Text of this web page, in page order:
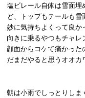
塩ビレール自体は雪面
ど、トップもテールも
妙に気持ちよくって良
向きに乗るやつもチャ
顔面からコケて痛かっ
だまだやると思うオオカ
朝は小雨でしっとりしま